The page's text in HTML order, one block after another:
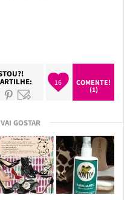
16
COMENTE!
(1)
GOSTAR